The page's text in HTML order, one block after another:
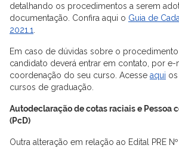
detalhando os procedimentos a serem
documentação. Confira aqui o Guia de
2021.1
Em caso de dúvidas sobre o
candidato deverá entrar em contato, por e-
coordenação do seu curso. Acesse aqui
cursos de graduação.
Autodeclaração de cotas raciais e Pessoa
(PcD)
Outra alteração em relação ao Edital PRE